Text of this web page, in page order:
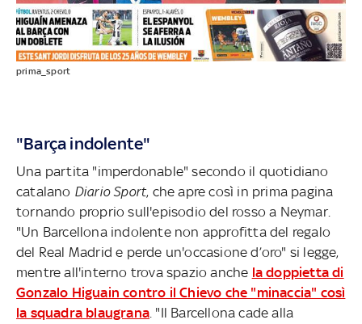
prima_sport
"Barça indolente"
Una partita "imperdonable" secondo il quotidiano
catalano Diario Sport, che apre così in prima pagina
tornando proprio sull'episodio del rosso a Neymar.
"Un Barcellona indolente non approfitta del regalo
del Real Madrid e perde un'occasione d’oro" si legge,
mentre all'interno trova spazio anche la doppietta di
Gonzalo Higuain contro il Chievo che "minaccia" così
la squadra blaugrana. "Il Barcellona cade alla